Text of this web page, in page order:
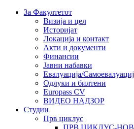
За Факултетот
Визија и цел
Историјат
Локација и контакт
Акти и документи
Финансии
Јавни набавки
Евалуација/
Одлуки и билтени
Europass CV
ВИДЕО НАДЗОР
Студии
Прв циклус
ПРВ ЦИКЛУС-